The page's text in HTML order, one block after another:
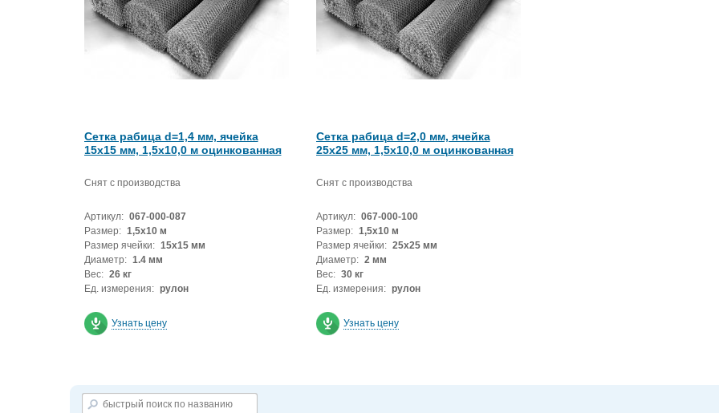
Сетка рабица d=1,4 мм, ячейка
15x15 мм, 1,5х10,0 м оцинкованная
Снят с производства
Артикул: 067-000-087
Размер: 1,5х10 м
Размер ячейки: 15x15 мм
Диаметр: 1.4 мм
Вес: 26 кг
Ед. измерения: рулон
Узнать цену
Сетка рабица d=2,0 мм, ячейка
25x25 мм, 1,5х10,0 м оцинкованная
Снят с производства
Артикул: 067-000-100
Размер: 1,5х10 м
Размер ячейки: 25x25 мм
Диаметр: 2 мм
Вес: 30 кг
Ед. измерения: рулон
Узнать цену